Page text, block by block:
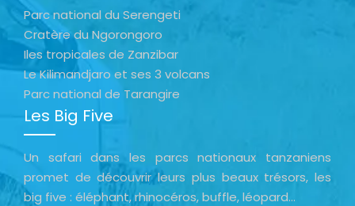
Parc national du Serengeti
Cratère du Ngorongoro
Iles tropicales de Zanzibar
Le Kilimandjaro et ses 3 volcans
Parc national de Tarangire
Les Big Five
Un safari dans les parcs nationaux tanzaniens
promet de découvrir leurs plus beaux trésors, les
big five : éléphant, rhinocéros, buffle, léopard…